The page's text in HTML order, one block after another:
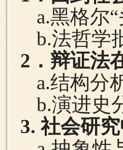
a.黑格尔
b.法哲学
2 ．辩证法
a.结构分
b.演进史
3.社会研